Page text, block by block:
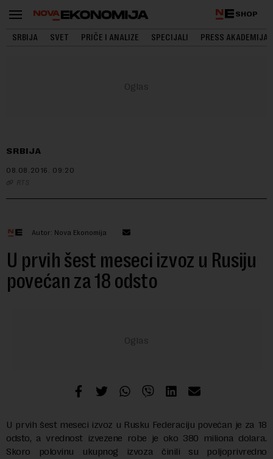
SHOP
SRBIJA SVET PRIČE I ANALIZE SPECIJALI PRESS AKADEMIJA
SRBIJA
08.08.2016. 09:20
RTS
Autor: Nova Ekonomija
U prvih šest meseci izvoz u Rusiju
povećan za 18 odsto
U prvih šest meseci izvoz u Rusku Federaciju povećan je za 18
odsto, a vrednost izvezene robe je oko 380 miliona dolara.
Skoro polovinu ukupnog izvoza činili su poljoprivredno